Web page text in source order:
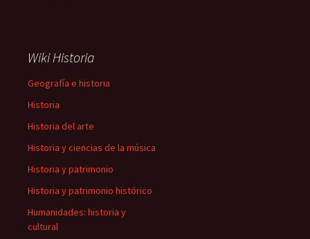
Wiki Historia
Geografía e historia
Historia
Historia del arte
Historia y ciencias de la música
Historia y patrimonio
Historia y patrimonio histórico
Humanidades: historia y
cultural